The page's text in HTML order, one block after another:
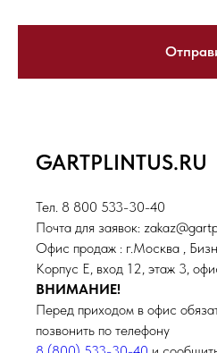
GARTPLINTUS.RU
Тел. 8 800 533-30-40
Почта для заявок:
Офис продаж : г.Москва ,
Корпус Е, вход 12, этаж 3,
ВНИМАНИЕ!
Перед приходом в офис
позвонить по телефону